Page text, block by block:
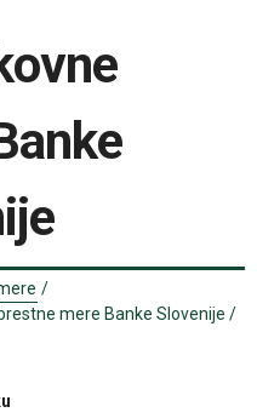
/
mere Banke Slovenije /